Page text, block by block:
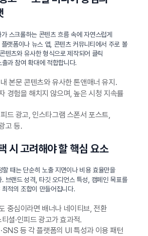
스크롤하는 콘텐츠 흐름 속에 자연스럽게
랫폼이나 뉴스 앱, 콘텐츠 커뮤니티에서 주로 볼
텐츠와 유사한 형식으로 제작되어 클릭
과 참여 확대에 적합합니다.
본문 콘텐츠와 유사한 톤앤매너 유지.
경험을 해치지 않으며, 높은 시청 지속률
드 광고, 인스타그램 스폰서 포스트,
고 등.
시 고려해야 할 핵심 요소
할 때는 단순히 노출 지면이나 비용 효율만을
브랜드 성격, 타깃 오디언스 특성, 캠페인 목표를
적의 조합이 만들어집니다.
중심이라면 배너나 네이티브, 전환
셜·인피드 광고가 효과적.
등 각 플랫폼의 UI 특성과 이용 패턴